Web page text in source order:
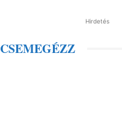
Hirdetés
CSEMEGÉZZ